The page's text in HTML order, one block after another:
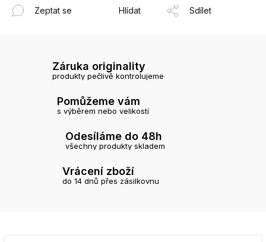
Zeptat se Hlídat Sdílet
Záruka originality
produkty pečlivě kontrolujeme
Pomůžeme vám
s výběrem nebo velikostí
Odesíláme do 48h
všechny produkty skladem
Vrácení zboží
do 14 dnů přes zásilkovnu